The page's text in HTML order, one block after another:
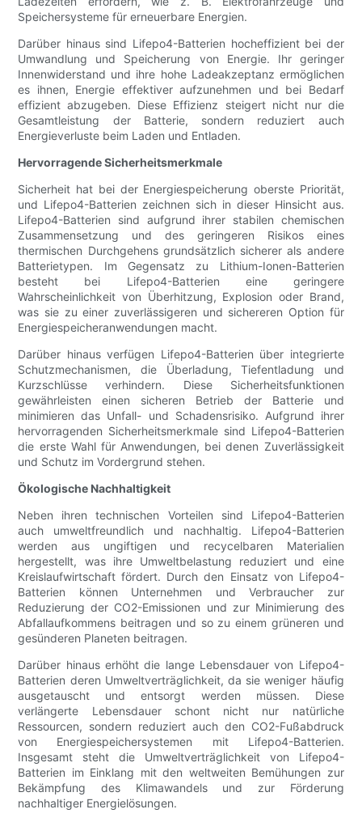
Speichersysteme für erneuerbare Energien.
Darüber hinaus sind Lifepo4-Batterien hocheffizient bei der
Umwandlung und Speicherung von Energie. Ihr geringer
Innenwiderstand und ihre hohe Ladeakzeptanz ermöglichen
es ihnen, Energie effektiver aufzunehmen und bei Bedarf
effizient abzugeben. Diese Effizienz steigert nicht nur die
Gesamtleistung der Batterie, sondern reduziert auch
Energieverluste beim Laden und Entladen.
Hervorragende Sicherheitsmerkmale
Sicherheit hat bei der Energiespeicherung oberste Priorität,
und Lifepo4-Batterien zeichnen sich in dieser Hinsicht aus.
Lifepo4-Batterien sind aufgrund ihrer stabilen chemischen
Zusammensetzung und des geringeren Risikos eines
thermischen Durchgehens grundsätzlich sicherer als andere
Batterietypen. Im Gegensatz zu Lithium-Ionen-Batterien
besteht bei Lifepo4-Batterien eine geringere
Wahrscheinlichkeit von Überhitzung, Explosion oder Brand,
was sie zu einer zuverlässigeren und sichereren Option für
Energiespeicheranwendungen macht.
Darüber hinaus verfügen Lifepo4-Batterien über integrierte
Schutzmechanismen, die Überladung, Tiefentladung und
Kurzschlüsse verhindern. Diese Sicherheitsfunktionen
gewährleisten einen sicheren Betrieb der Batterie und
minimieren das Unfall- und Schadensrisiko. Aufgrund ihrer
hervorragenden Sicherheitsmerkmale sind Lifepo4-Batterien
die erste Wahl für Anwendungen, bei denen Zuverlässigkeit
und Schutz im Vordergrund stehen.
Ökologische Nachhaltigkeit
Neben ihren technischen Vorteilen sind Lifepo4-Batterien
auch umweltfreundlich und nachhaltig. Lifepo4-Batterien
werden aus ungiftigen und recycelbaren Materialien
hergestellt, was ihre Umweltbelastung reduziert und eine
Kreislaufwirtschaft fördert. Durch den Einsatz von Lifepo4-
Batterien können Unternehmen und Verbraucher zur
Reduzierung der CO2-Emissionen und zur Minimierung des
Abfallaufkommens beitragen und so zu einem grüneren und
gesünderen Planeten beitragen.
Darüber hinaus erhöht die lange Lebensdauer von Lifepo4-
Batterien deren Umweltverträglichkeit, da sie weniger häufig
ausgetauscht und entsorgt werden müssen. Diese
verlängerte Lebensdauer schont nicht nur natürliche
Ressourcen, sondern reduziert auch den CO2-Fußabdruck
von Energiespeichersystemen mit Lifepo4-Batterien.
Insgesamt steht die Umweltverträglichkeit von Lifepo4-
Batterien im Einklang mit den weltweiten Bemühungen zur
Bekämpfung des Klimawandels und zur Förderung
nachhaltiger Energielösungen.